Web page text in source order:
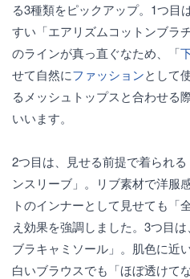
る3種類をピックアップ。1つ目
すい「エアリズムコットンブラ
のラインが真っ直ぐなため、「
せて自然にファッションとして
るメッシュトップスと合わせる
いいます。
2つ目は、見せる前提で着られ
ンスリーブ」。リブ素材で洋服
トのインナーとして見せても「
え効果を強調しました。3つ目
ブラキャミソール」。肌色に近
白いブラウスでも「ほぼ透けて